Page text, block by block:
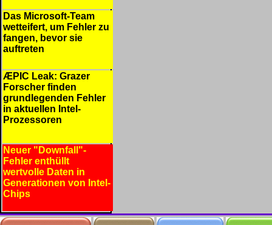
Das Microsoft-Team
wetteifert, um Fehler zu
fangen, bevor sie
auftreten
ÆPIC Leak: Grazer
Forscher finden
grundlegenden Fehler
in aktuellen Intel-
Prozessoren
Neuer "Downfall"-
Fehler enthüllt
wertvolle Daten in
Generationen von Intel-
Chips